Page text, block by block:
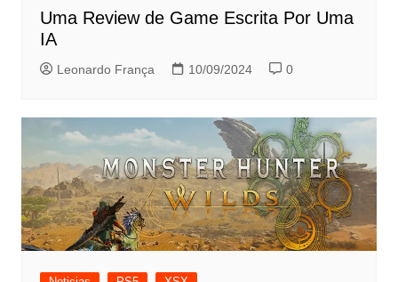
Uma Review de Game Escrita Por Uma
IA
Leonardo França 10/09/2024 0